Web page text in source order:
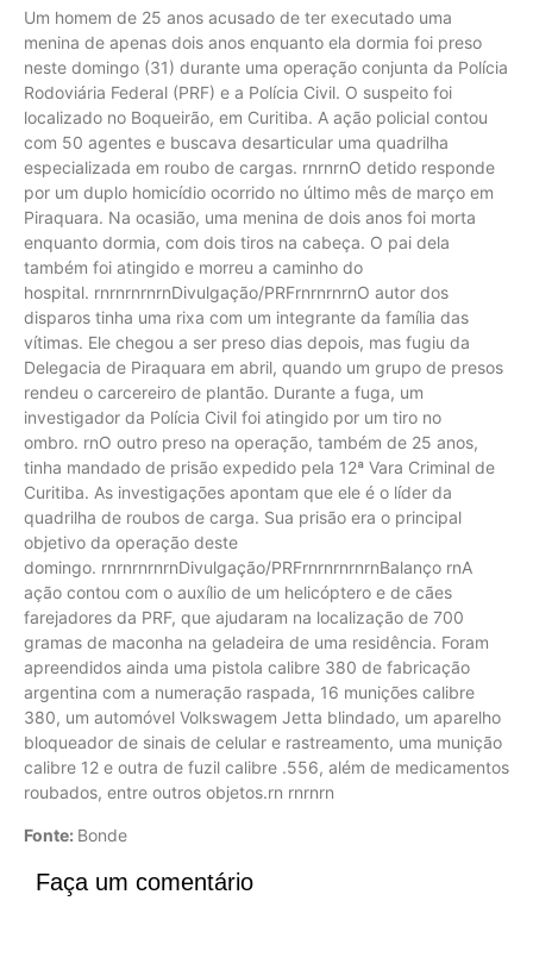
Um homem de 25 anos acusado de ter executado uma
menina de apenas dois anos enquanto ela dormia foi preso
neste domingo (31) durante uma operação conjunta da Polícia
Rodoviária Federal (PRF) e a Polícia Civil. O suspeito foi
localizado no Boqueirão, em Curitiba. A ação policial contou
com 50 agentes e buscava desarticular uma quadrilha
especializada em roubo de cargas. rnrnrnO detido responde
por um duplo homicídio ocorrido no último mês de março em
Piraquara. Na ocasião, uma menina de dois anos foi morta
enquanto dormia, com dois tiros na cabeça. O pai dela
também foi atingido e morreu a caminho do
hospital. rnrnrnrnrnDivulgação/PRFrnrnrnrnO autor dos
disparos tinha uma rixa com um integrante da família das
vítimas. Ele chegou a ser preso dias depois, mas fugiu da
Delegacia de Piraquara em abril, quando um grupo de presos
rendeu o carcereiro de plantão. Durante a fuga, um
investigador da Polícia Civil foi atingido por um tiro no
ombro. rnO outro preso na operação, também de 25 anos,
tinha mandado de prisão expedido pela 12ª Vara Criminal de
Curitiba. As investigações apontam que ele é o líder da
quadrilha de roubos de carga. Sua prisão era o principal
objetivo da operação deste
domingo. rnrnrnrnrnDivulgação/PRFrnrnrnrnrnBalanço rnA
ação contou com o auxílio de um helicóptero e de cães
farejadores da PRF, que ajudaram na localização de 700
gramas de maconha na geladeira de uma residência. Foram
apreendidos ainda uma pistola calibre 380 de fabricação
argentina com a numeração raspada, 16 munições calibre
380, um automóvel Volkswagem Jetta blindado, um aparelho
bloqueador de sinais de celular e rastreamento, uma munição
calibre 12 e outra de fuzil calibre .556, além de medicamentos
roubados, entre outros objetos.rn rnrnrn
Fonte: Bonde
Faça um comentário